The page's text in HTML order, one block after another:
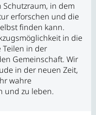
in dem
erforschen und die
finden kann.
in die
in der
Gemeinschaft. Wir
in der neuen Zeit,
wahre
und zu leben.